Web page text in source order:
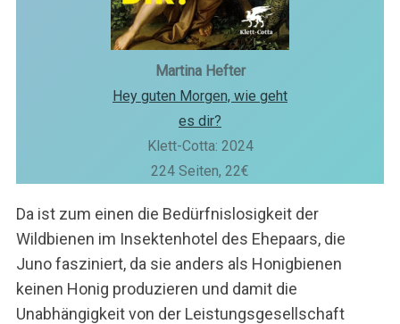
Martina Hefter
Hey guten Morgen, wie geht
es dir?
Klett-Cotta: 2024
224 Seiten, 22€
Da ist zum einen die Bedürfnislosigkeit der
Wildbienen im Insektenhotel des Ehepaars, die
Juno fasziniert, da sie anders als Honigbienen
keinen Honig produzieren und damit die
Unabhängigkeit von der Leistungsgesellschaft
S
u